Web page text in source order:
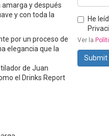
amarga y después
y con toda la
por un proceso de
elegancia que la
de Juan
el Drinks Report
He
Ver la
Submit